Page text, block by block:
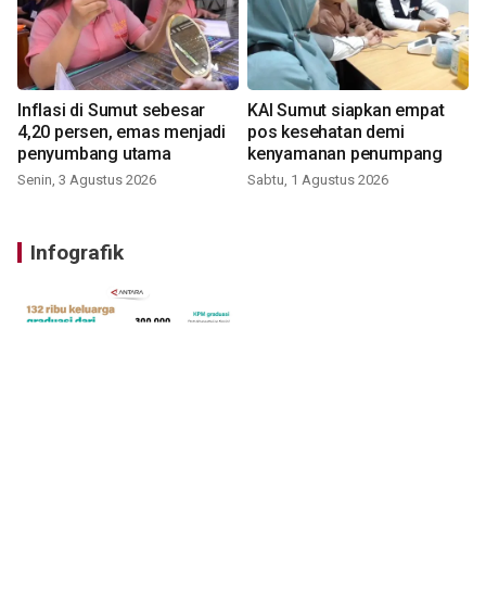
Inflasi di Sumut sebesar
4,20 persen, emas menjadi
penyumbang utama
Senin, 3 Agustus 2026
KAI Sumut siapkan empat
pos kesehatan demi
kenyamanan penumpang
Sabtu, 1 Agustus 2026
Infografik